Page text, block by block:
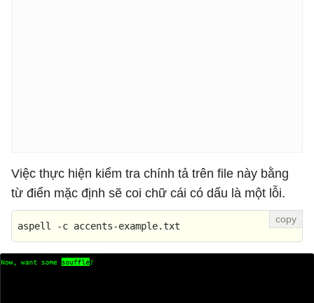
Việc thực hiện kiểm tra chính tả trên file này bằng
từ điển mặc định sẽ coi chữ cái có dấu là một lỗi.
aspell -c accents-example.txt